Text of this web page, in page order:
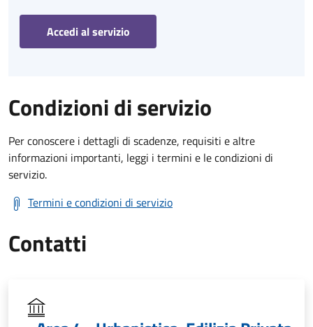
Accedi al servizio
Condizioni di servizio
Per conoscere i dettagli di scadenze, requisiti e altre
informazioni importanti, leggi i termini e le condizioni di
servizio.
Termini e condizioni di servizio
Contatti